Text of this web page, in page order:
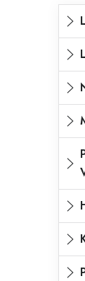
P
o
t
a
n
n
p
a
n
e
K
a
e
g
o
e